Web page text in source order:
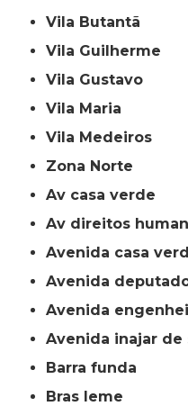
Vila Butantã
Vila Guilherme
Vila Gustavo
Vila Maria
Vila Medeiros
Zona Norte
av casa verde
av direitos
avenida casa
avenida
avenida
avenida inajar de
barra funda
bras leme